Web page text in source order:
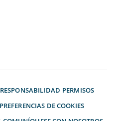
PERMISOS
PREFERENCIAS DE COOKIES